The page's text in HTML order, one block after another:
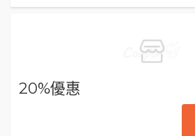
20%優惠